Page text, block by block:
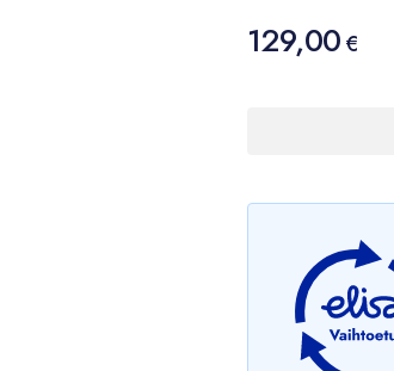
Hinta
129,00 €
129,00 €